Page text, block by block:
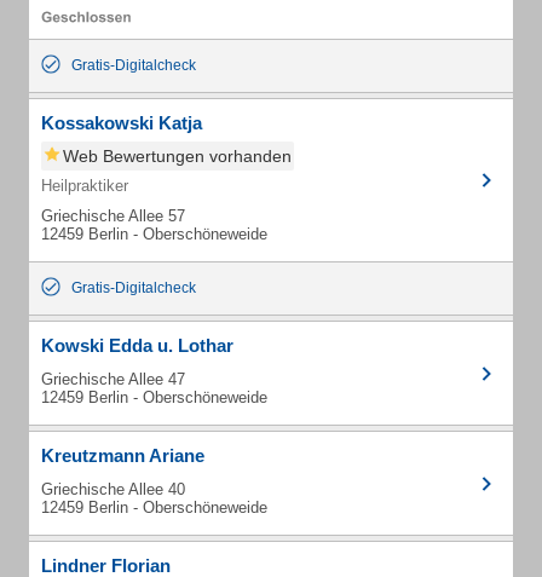
Gratis-Digitalcheck
Kossakowski Katja
Web Bewertungen vorhanden
Heilpraktiker
Griechische Allee 57
12459 Berlin - Oberschöneweide
Gratis-Digitalcheck
Kowski Edda u. Lothar
Griechische Allee 47
12459 Berlin - Oberschöneweide
Kreutzmann Ariane
Griechische Allee 40
12459 Berlin - Oberschöneweide
Lindner Florian